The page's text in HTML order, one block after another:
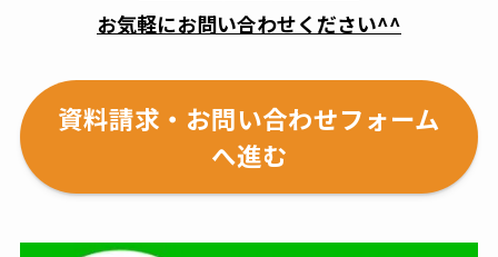
お気軽にお問い合わせください^^
資料請求・お問い合わせフォーム
へ進む